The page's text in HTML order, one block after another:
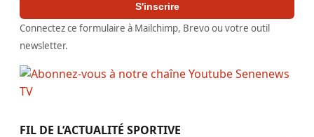
S'inscrire
Connectez ce formulaire à Mailchimp, Brevo ou votre outil
newsletter.
FIL DE L’ACTUALITÉ SPORTIVE